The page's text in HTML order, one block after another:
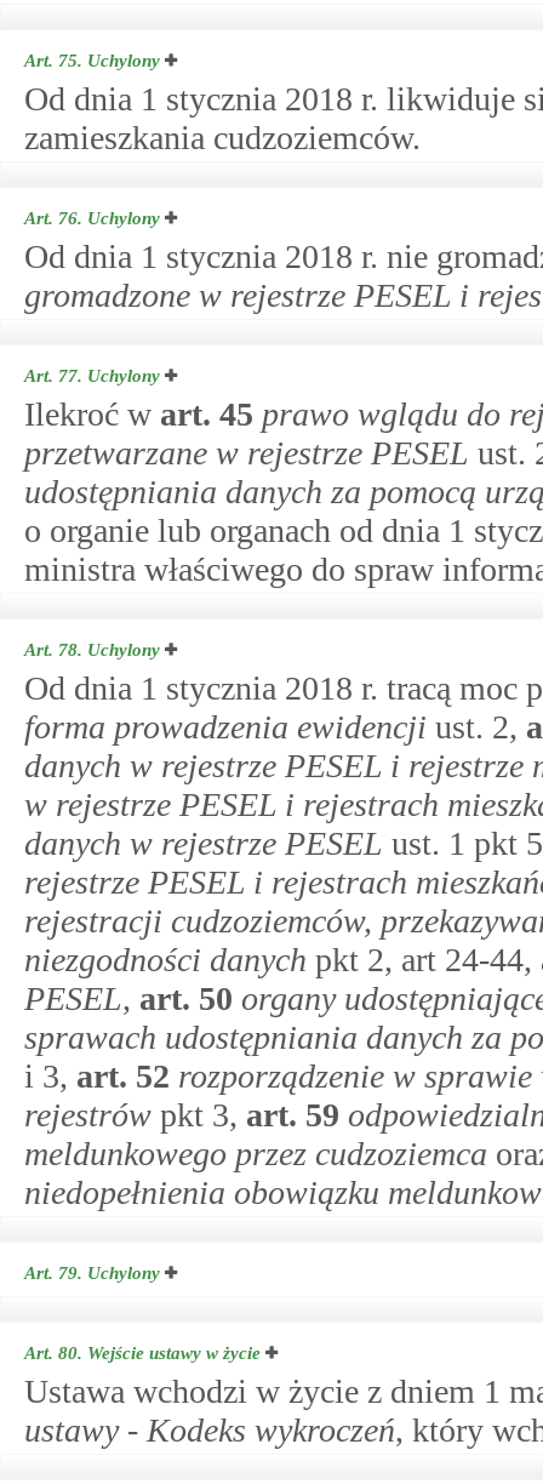
Art. 75. Uchylony
Od dnia 1 stycznia 2018 r. likwiduje
zamieszkania cudzoziemców.
Art. 76. Uchylony
Od dnia 1 stycznia 2018 r. nie
gromadzone w rejestrze PESEL i
Art. 77. Uchylony
Ilekroć w art. 45 prawo wglądu do
przetwarzane w rejestrze PESEL ust.
udostępniania danych za pomocą
o organie lub organach od dnia 1
ministra właściwego do spraw
Art. 78. Uchylony
Od dnia 1 stycznia 2018 r. tracą moc
forma prowadzenia ewidencji ust. 2,
danych w rejestrze PESEL i rejestrze
w rejestrze PESEL i rejestrach
danych w rejestrze PESEL ust. 1 pkt
rejestrze PESEL i rejestrach
rejestracji cudzoziemców,
niezgodności danych pkt 2, art 24-44,
PESEL, art. 50 organy
sprawach udostępniania danych za
i 3, art. 52 rozporządzenie w
rejestrów pkt 3, art. 59
meldunkowego przez cudzoziemca
niedopełnienia obowiązku
Art. 79. Uchylony
Art. 80. Wejście ustawy w życie
Ustawa wchodzi w życie z dniem 1
ustawy - Kodeks wykroczeń, który